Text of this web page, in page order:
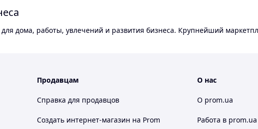
дома, работы, увлечений и развития бизнеса. Крупнейший
Продавцам
Справка для продавцов
Создать интернет-магазин на Prom
О нас
О prom.ua
Работа в prom.ua